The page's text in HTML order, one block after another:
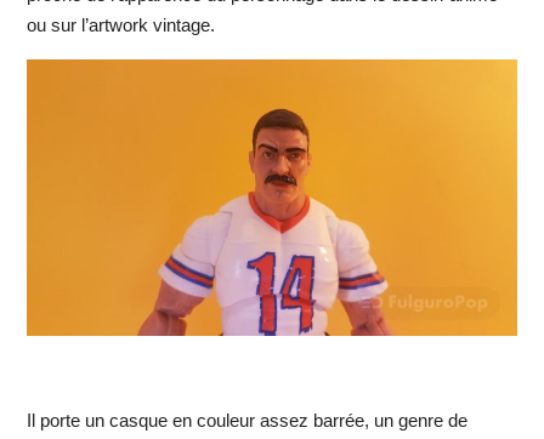
ou sur l’artwork vintage.
Il porte un casque en couleur assez barrée, un genre de